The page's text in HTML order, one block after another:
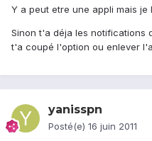
Y a peut etre une appli mais je
Sinon t'a déja les notifications
t'a coupé l'option ou enlever
yanisspn
Posté(e) 16 juin 2011